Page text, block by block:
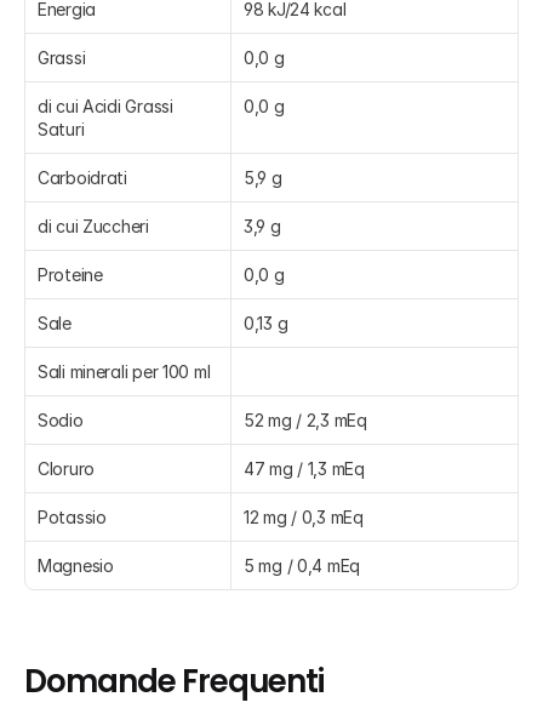
Energia 98 kJ/24 kcal
Grassi 0,0 g
di cui Acidi Grassi
Saturi
0,0 g
Carboidrati 5,9 g
di cui Zuccheri 3,9 g
Proteine 0,0 g
Sale 0,13 g
Sali minerali per 100 ml
Sodio 52 mg / 2,3 mEq
Cloruro 47 mg / 1,3 mEq
Potassio 12 mg / 0,3 mEq
Magnesio 5 mg / 0,4 mEq
Domande Frequenti